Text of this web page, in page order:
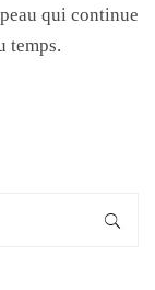
qui continue
temps.